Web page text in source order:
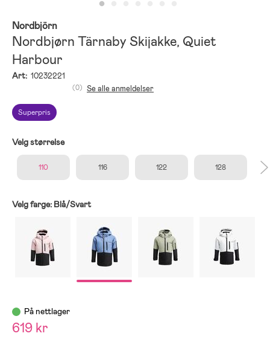
Nordbjörn
Nordbjørn Tärnaby Skijakke, Quiet
Harbour
Art: 10232221
Superpris
(0) Se alle anmeldelser
Velg størrelse
110 116 122 128
Velg farge: Blå/Svart
På nettlager
619 kr